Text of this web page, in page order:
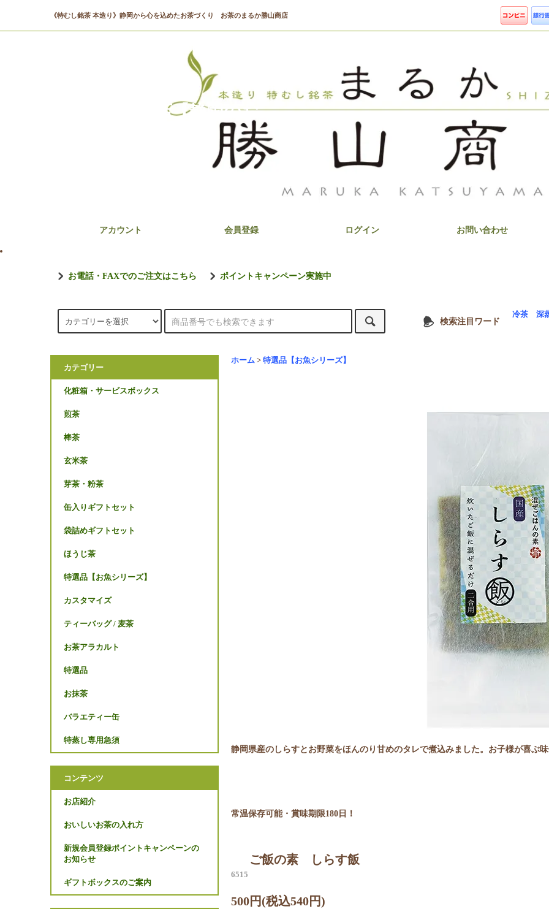
《特むし銘茶 本造り》静岡から心を込めたお茶づくり お茶のまるか勝山商店
まるか勝山商店【静岡のお
茶
アカウント 会員登録 ログイン お問い合わせ
お電話・FAXでのご注文はこちら ポイントキャンペーン実施中
検索注目ワード
冷茶 深
ホーム > 特選品【お魚シリーズ】
静岡県産のしらすとお野菜をほんのり甘めのタレで煮込みました。お子様が喜ぶ
常温保存可能・賞味期限180日！
ご飯の素 しらす飯
6515
500円(税込540円)
カテゴリー
化粧箱・サービスボックス
煎茶
棒茶
玄米茶
芽茶・粉茶
缶入りギフトセット
袋詰めギフトセット
ほうじ茶
特選品【お魚シリーズ】
カスタマイズ
ティーバッグ / 麦茶
お茶アラカルト
特選品
お抹茶
バラエティー缶
特蒸し専用急須
コンテンツ
お店紹介
おいしいお茶の入れ方
新規会員登録ポイントキャンペーンの
お知らせ
ギフトボックスのご案内